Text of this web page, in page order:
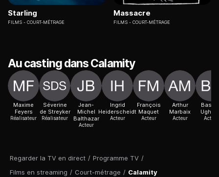
Regarder la TV en direct / Programme TV /
Films en streaming / Court-métrage / Calamity
Starling
FILMS COURT-MÉTRAGE
Massacre
FILMS COURT-MÉTRAGE
Au casting dans Calamity
Maxime
Feyers
Réalisateur
Séverine
de Streyker
Réalisateur
Jean-
Michel
Balthazar
Acteur
Ingrid
Heiderscheidt
Acteur
François
Maquet
Acteur
Arthur
Marbaix
Acteur Acteur